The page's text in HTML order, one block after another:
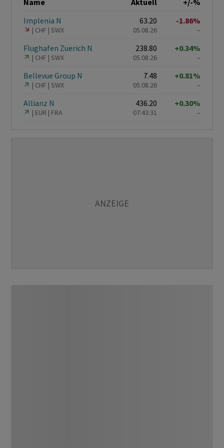
Name Aktuell
+/-%
Implenia N
CHF SWX
63.20
05.08.26
-1.86%
–
Flughafen Zuerich N
CHF SWX
238.80
05.08.26
+0.34%
–
Bellevue Group N
CHF SWX
7.48
05.08.26
+0.81%
–
Allianz N
EUR FRA
436.20
07:43:31
+0.30%
–